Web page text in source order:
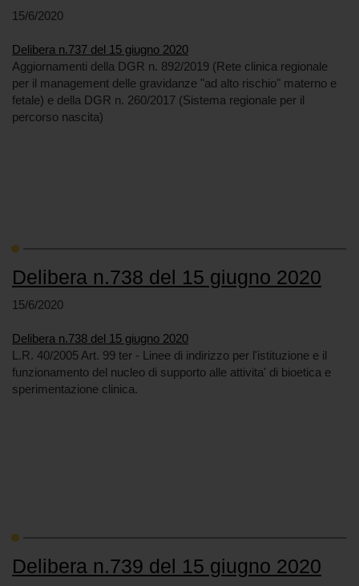
15/6/2020
Delibera n.737 del 15 giugno 2020
Aggiornamenti della DGR n. 892/2019 (Rete clinica regionale
per il management delle gravidanze "ad alto rischio" materno e
fetale) e della DGR n. 260/2017 (Sistema regionale per il
percorso nascita)
Delibera n.738 del 15 giugno 2020
15/6/2020
Delibera n.738 del 15 giugno 2020
L.R. 40/2005 Art. 99 ter - Linee di indirizzo per l'istituzione e il
funzionamento del nucleo di supporto alle attivita' di bioetica e
sperimentazione clinica.
Delibera n.739 del 15 giugno 2020